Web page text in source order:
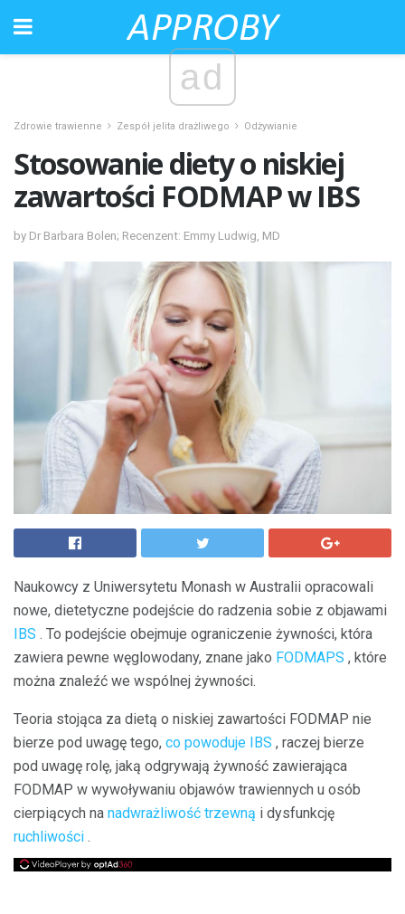
ad
Zdrowie trawienne Zespół jelita drażliwego Odżywianie
Stosowanie diety o niskiej
zawartości FODMAP w IBS
by Dr Barbara Bolen; Recenzent: Emmy Ludwig, MD
Naukowcy z Uniwersytetu Monash w Australii opracowali
nowe, dietetyczne podejście do radzenia sobie z objawami
IBS . To podejście obejmuje ograniczenie żywności, która
zawiera pewne węglowodany, znane jako FODMAPS , które
można znaleźć we wspólnej żywności.
Teoria stojąca za dietą o niskiej zawartości FODMAP nie
bierze pod uwagę tego, co powoduje IBS , raczej bierze
pod uwagę rolę, jaką odgrywają żywność zawierająca
FODMAP w wywoływaniu objawów trawiennych u osób
cierpiących na nadwrażliwość trzewną i dysfunkcję
ruchliwości .